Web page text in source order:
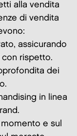
alla vendita
di vendita
assicurando
rispetto.
dei
in linea
e sul